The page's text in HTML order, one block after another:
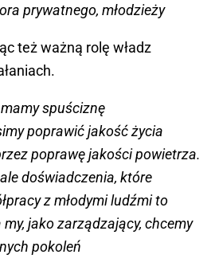
prywatnego, młodzieży
też ważną rolę władz
spuściznę
poprawić jakość życia
poprawę jakości powietrza.
doświadczenia, które
z młodymi ludźmi to
jako zarządzający, chcemy
pokoleń